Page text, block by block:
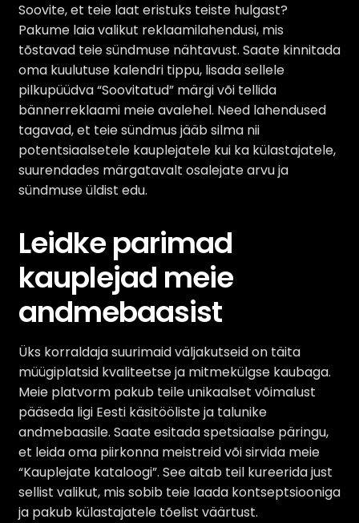
Soovite, et teie laat eristuks teiste hulgast?
Pakume laia valikut reklaamilahendusi, mis
tõstavad teie sündmuse nähtavust. Saate kinnitada
oma kuulutuse kalendri tippu, lisada sellele
pilkupüüdva “Soovitatud” märgi või tellida
bännerreklaami meie avalehel. Need lahendused
tagavad, et teie sündmus jääb silma nii
potentsiaalsetele kauplejatele kui ka külastajatele,
suurendades märgatavalt osalejate arvu ja
sündmuse üldist edu.
Leidke parimad
kauplejad meie
andmebaasist
Üks korraldaja suurimaid väljakutseid on täita
müügiplatsid kvaliteetse ja mitmekülgse kaubaga.
Meie platvorm pakub teile unikaalset võimalust
pääseda ligi Eesti käsitööliste ja talunike
andmebaasile. Saate esitada spetsiaalse päringu,
et leida oma piirkonna meistreid või sirvida meie
“Kauplejate kataloogi”. See aitab teil kureerida just
sellist valikut, mis sobib teie laada kontseptsiooniga
ja pakub külastajatele tõelist väärtust.